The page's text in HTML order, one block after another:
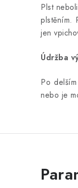
Plst
plstěním.
jen
Údržba
Po
nebo je